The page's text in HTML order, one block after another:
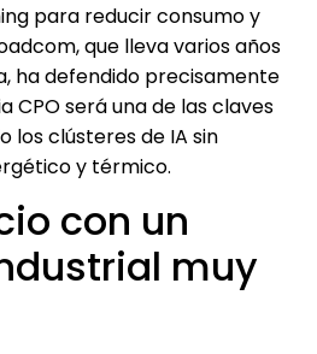
para reducir consumo y
que lleva varios años
ha defendido precisamente
CPO será una de las claves
los clústeres de IA sin
y térmico.
con un
muy